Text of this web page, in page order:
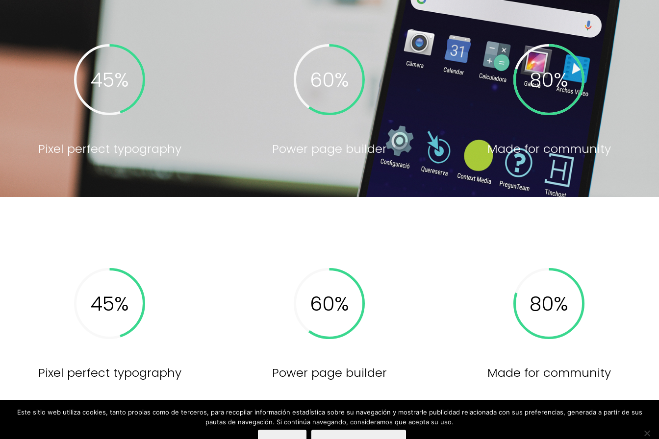
Pixel perfect typography Power page builder Made for community
Pixel perfect typography Power page builder Made for community
Este sitio web utiliza cookies, tanto propias como de terceros, para recopilar información estadística sobre su navegación y mostrarle publicidad relacionada con sus preferencias, generada a partir de sus
pautas de navegación. Si continúa navegando, consideramos que acepta su uso.